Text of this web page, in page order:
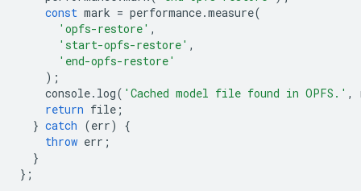
const mark = performance.measure(
'opfs-restore' ,
'start-opfs-restore' ,
'end-opfs-restore'
);
console. log( 'Cached model file found in OPFS.' ,
return file ;
} catch (err)
{
throw err ;
}
};